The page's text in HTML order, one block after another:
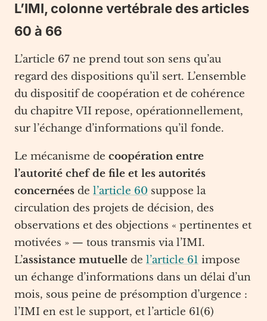
L’IMI, colonne vertébrale des articles
60 à 66
L’article 67 ne prend tout son sens qu’au
regard des dispositions qu’il sert. L’ensemble
du dispositif de coopération et de cohérence
du chapitre VII repose, opérationnellement,
sur l’échange d’informations qu’il fonde.
Le mécanisme de coopération entre
l’autorité chef de file et les autorités
concernées de l’article 60 suppose la
circulation des projets de décision, des
observations et des objections « pertinentes et
motivées » — tous transmis via l’IMI.
L’assistance mutuelle de l’article 61 impose
un échange d’informations dans un délai d’un
mois, sous peine de présomption d’urgence :
l’IMI en est le support, et l’article 61(6)